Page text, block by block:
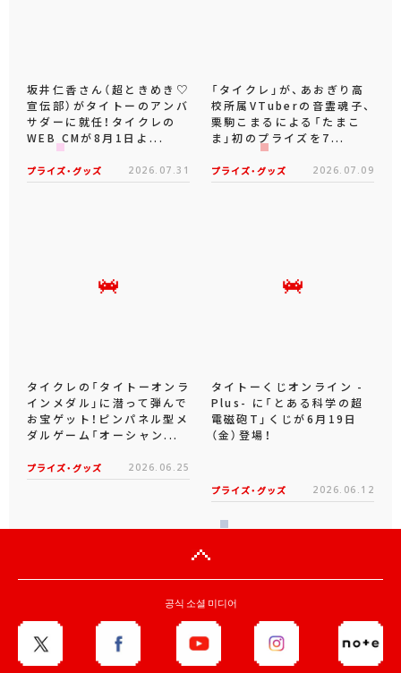
坂井仁香さん（超ときめき♡
宣伝部）がタイトーのアンバ
サダーに就任！タイクレの
WEB CMが8月1日よ...
プライズ・グッズ 2026.07.31
「タイクレ」が、あおぎり高
校所属VTuberの音霊魂子、
栗駒こまるによる「たまこ
ま」初のプライズを7...
プライズ・グッズ 2026.07.09
タイクレの「タイトーオンラ
インメダル」に潜って弾んで
お宝ゲット！ピンパネル型メ
ダルゲーム「オーシャン...
プライズ・グッズ 2026.06.25
タイトーくじオンライン -
Plus- に「とある科学の超
電磁砲T」くじが6月19日
（金）登場！
プライズ・グッズ 2026.06.12
공식 소셜 미디어